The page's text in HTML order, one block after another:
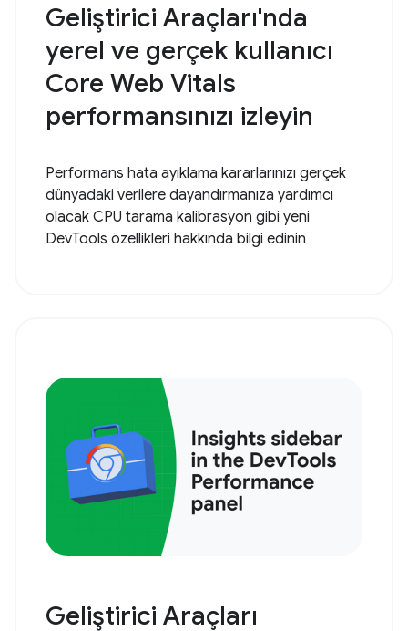
Geliştirici Araçları'nda
yerel ve gerçek kullanıcı
Core Web Vitals
performansınızı izleyin
Performans hata ayıklama kararlarınızı gerçek
dünyadaki verilere dayandırmanıza yardımcı
olacak CPU tarama kalibrasyon gibi yeni
DevTools özellikleri hakkında bilgi edinin
Geliştirici Araçları